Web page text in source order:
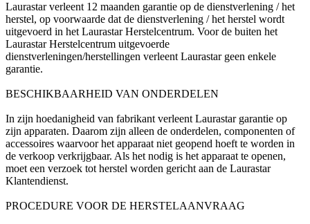
Laurastar verleent 12 maanden garantie op de dienstverlening / het
herstel, op voorwaarde dat de dienstverlening / het herstel wordt
uitgevoerd in het Laurastar Herstelcentrum. Voor de buiten het
Laurastar Herstelcentrum uitgevoerde
dienstverleningen/herstellingen verleent Laurastar geen enkele
garantie.
BESCHIKBAARHEID VAN ONDERDELEN
In zijn hoedanigheid van fabrikant verleent Laurastar garantie op
zijn apparaten. Daarom zijn alleen de onderdelen, componenten of
accessoires waarvoor het apparaat niet geopend hoeft te worden in
de verkoop verkrijgbaar. Als het nodig is het apparaat te openen,
moet een verzoek tot herstel worden gericht aan de Laurastar
Klantendienst.
PROCEDURE VOOR DE HERSTELAANVRAAG